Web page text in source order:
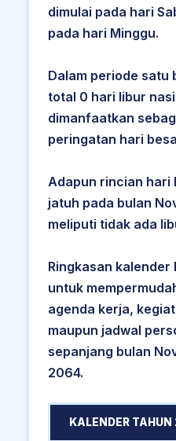
dimulai pada hari
pada hari Minggu.
Dalam periode satu
total 0 hari libur
dimanfaatkan
peringatan hari
Adapun rincian hari
jatuh pada bulan
meliputi tidak ada
Ringkasan kalender
untuk
agenda kerja,
maupun jadwal
sepanjang bulan
2064.
KALENDER